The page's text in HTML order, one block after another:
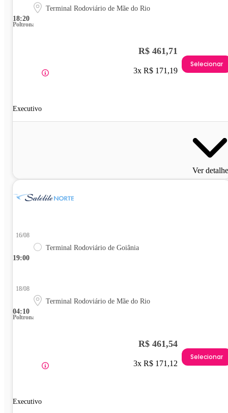
18:20
Terminal Rodoviário de Mãe do Rio
Poltrona
Executivo
R$ 461,71
3x R$ 171,19
Selecionar
Ver
19:00
16/08
Terminal Rodoviário de Goiânia
04:10
18/08
Terminal Rodoviário de Mãe do Rio
Poltrona
Executivo
R$ 461,54
3x R$ 171,12
Selecionar